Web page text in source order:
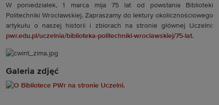
W poniedziałek, 1 marca mija 75 lat od powstania Biblioteki
Politechniki Wrocławskiej. Zapraszamy do lektury okolicznościowego
artykułu o naszej historii i zbiorach na stronie głównej Uczelni:
pwr.edu.pl/uczelnia/biblioteka-politechniki-wroclawskiej/75-lat.
Galeria zdjęć